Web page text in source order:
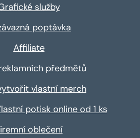
služby
poptávka
Affiliate
předmětů
vlastní merch
potisk online od 1 ks
oblečení